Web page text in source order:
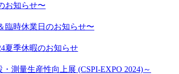
お知らせ〜
臨時休業日のお知らせ〜
夏季休暇のお知らせ
測量生産性向上展 (CSPI-EXPO 2024)～